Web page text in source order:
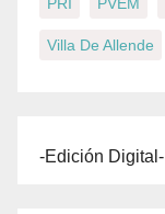
Villa De Allende
-Edición Digital-